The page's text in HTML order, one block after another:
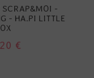
SCRAP&MOI -
- HA.PI LITTLE
€